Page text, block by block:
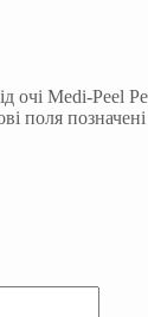
очі Medi-Peel
поля позначені